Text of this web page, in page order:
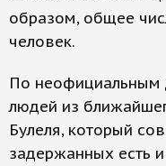
образом, общее
человек.
По неофициальным
людей из
Булеля, который
задержанных есть и